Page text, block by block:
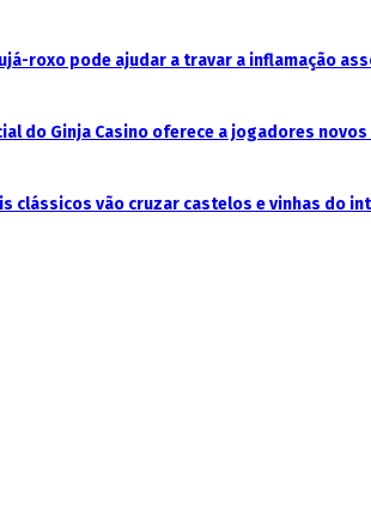
roxo pode ajudar a travar a inflamação
do Ginja Casino oferece a jogadores
clássicos vão cruzar castelos e vinhas do